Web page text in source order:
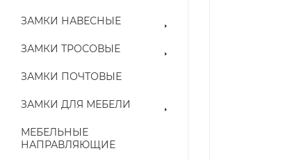
ЗАМКИ НАВЕСНЫЕ
ЗАМКИ ТРОСОВЫЕ
ЗАМКИ ПОЧТОВЫЕ
ЗАМКИ ДЛЯ МЕБЕЛИ
МЕБЕЛЬНЫЕ
НАПРАВЛЯЮЩИЕ